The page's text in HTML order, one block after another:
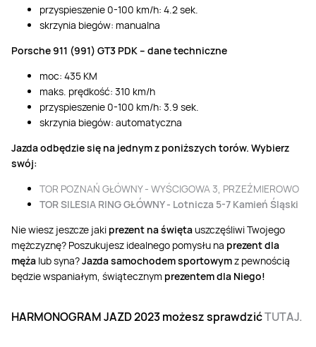
przyspieszenie 0-100 km/h: 4.2 sek.
skrzynia biegów: manualna
Porsche 911 (991) GT3 PDK – dane techniczne
moc: 435 KM
maks. prędkość: 310 km/h
przyspieszenie 0-100 km/h: 3.9 sek.
skrzynia biegów: automatyczna
Jazda odbędzie się na jednym z poniższych torów. Wybierz
swój:
TOR POZNAŃ GŁÓWNY - WYŚCIGOWA 3, PRZEŹMIEROWO
TOR SILESIA RING GŁÓWNY - Lotnicza 5-7 Kamień Śląski
Nie wiesz jeszcze jaki prezent na świętauszczęśliwi Twojego
mężczyznę? Poszukujesz idealnego pomysłu na prezent dla
męża lub syna?Jazda samochodem sportowymz pewnością
będzie wspaniałym, świątecznym prezentem dla Niego!
HARMONOGRAM JAZD 2023 możesz sprawdzićTUTAJ.